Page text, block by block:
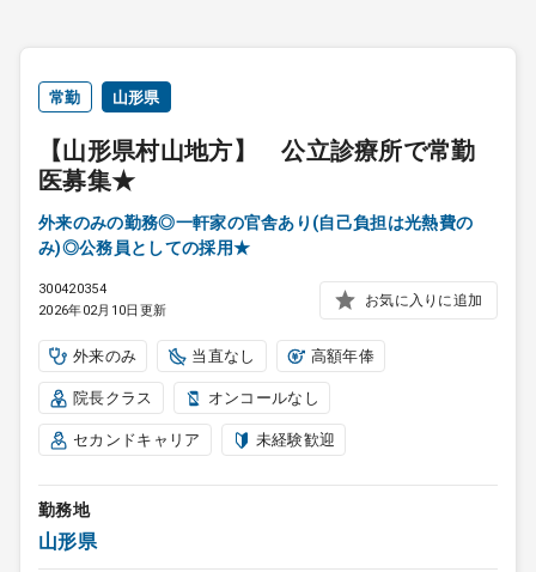
採用をお考えの医療機関の方
常勤 山形県
【山形県村山地方】 公立診療所で常勤
医募集★
外来のみの勤務◎一軒家の官舎あり(自己負担は光熱費の
み)◎公務員としての採用★
300420354
2026年02月10日更新
お気に入りに追加
外来のみ 当直なし 高額年俸
院長クラス オンコールなし
セカンドキャリア 未経験歓迎
勤務地
山形県